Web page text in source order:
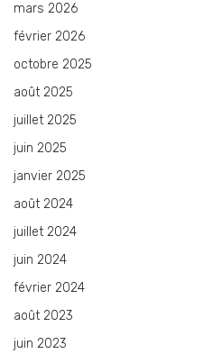
mars 2026
février 2026
octobre 2025
août 2025
juillet 2025
juin 2025
janvier 2025
août 2024
juillet 2024
juin 2024
février 2024
août 2023
juin 2023